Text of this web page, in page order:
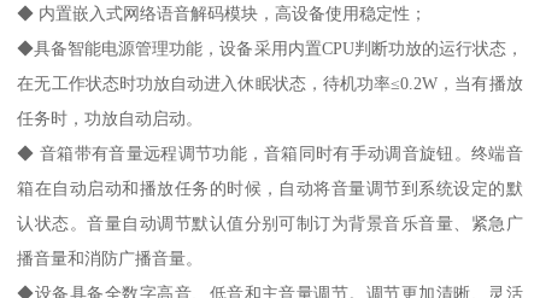
◆ 内置嵌入式网络语音解码模块，高设备使用稳定性；
◆具备智能电源管理功能，设备采用内置CPU判断功放的运行状态，
在无工作状态时功放自动进入休眠状态，待机功率≤0.2W，当有播放
任务时，功放自动启动。
◆ 音箱带有音量远程调节功能，音箱同时有手动调音旋钮。终端音
箱在自动启动和播放任务的时候，自动将音量调节到系统设定的默
认状态。音量自动调节默认值分别可制订为背景音乐音量、紧急广
播音量和消防广播音量。
◆设备具备全数字高音、低音和主音量调节。调节更加清晰、灵活